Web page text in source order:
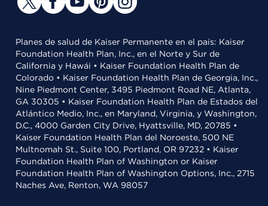
Planes de salud de Kaiser Permanente en el país: Kaiser
Foundation Health Plan, Inc., en el Norte y Sur de
California y Hawái • Kaiser Foundation Health Plan de
Colorado • Kaiser Foundation Health Plan de Georgia, Inc.,
Nine Piedmont Center, 3495 Piedmont Road NE, Atlanta,
GA 30305 • Kaiser Foundation Health Plan de Estados del
Atlántico Medio, Inc., en Maryland, Virginia, y Washington,
D.C., 4000 Garden City Drive, Hyattsville, MD, 20785 •
Kaiser Foundation Health Plan del Noroeste, 500 NE
Multnomah St., Suite 100, Portland, OR 97232 • Kaiser
Foundation Health Plan of Washington or Kaiser
Foundation Health Plan of Washington Options, Inc., 2715
Naches Ave, Renton, WA 98057